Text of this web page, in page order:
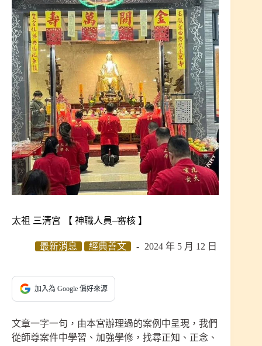
太祖 三清宮 【 神職人員–審核 】
最新消息 經典善文 2024 年 5 月 12 日
加入為 Google 偏好來源
文章一字一句，由本宮辦理過的案例中呈現，我們
從師尊案件中學習、加強學修，找尋正知、正念、